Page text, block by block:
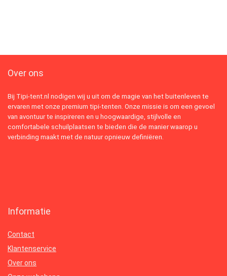
Over ons
Bij Tipi-tent.nl nodigen wij u uit om de magie van het buitenleven te
ervaren met onze premium tipi-tenten. Onze missie is om een gevoel
van avontuur te inspireren en u hoogwaardige, stijlvolle en
comfortabele schuilplaatsen te bieden die de manier waarop u
verbinding maakt met de natuur opnieuw definiëren.
Informatie
Contact
Klantenservice
Over ons